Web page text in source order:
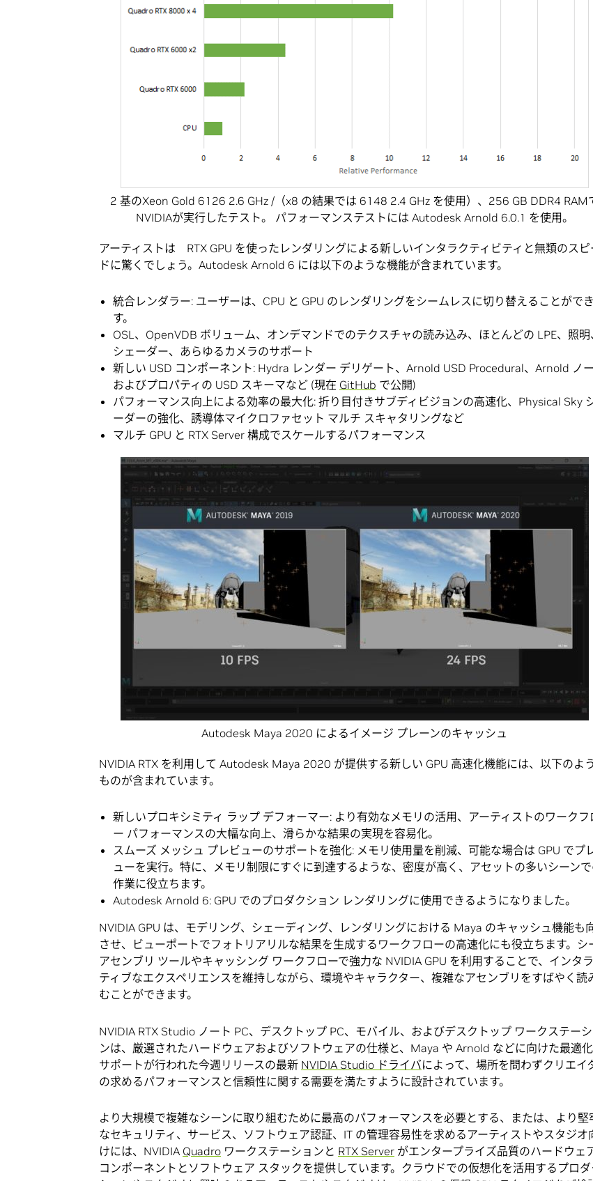
2 基のXeon Gold 6126 2.6 GHz /（x8 の結果では 6148 2.4 GHz を使用）、256 GB DDR4 RAM
NVIDIAが実行したテスト。 パフォーマンステストには Autodesk Arnold 6.0.1 を使用。
アーティストは RTX GPU を使ったレンダリングによる新しいインタラクティビティと無類のスピ
ドに驚くでしょう。Autodesk Arnold 6 には以下のような機能が含まれています。
統合レンダラー: ユーザーは、CPU と GPU のレンダリングをシームレスに切り替えることがで
す。
OSL、OpenVDB ボリューム、オンデマンドでのテクスチャの読み込み、ほとんどの LPE、照明
シェーダー、あらゆるカメラのサポート
新しい USD コンポーネント: Hydra レンダー デリゲート、Arnold USD Procedural、Arnold ノ
およびプロパティの USD スキーマなど (現在 GitHub で公開)
パフォーマンス向上による効率の最大化: 折り目付きサブディビジョンの高速化、Physical Sky
ーダーの強化、誘導体マイクロファセット マルチ スキャタリングなど
マルチ GPU と RTX Server 構成でスケールするパフォーマンス
Autodesk Maya 2020 によるイメージ プレーンのキャッシュ
NVIDIA RTX を利用して Autodesk Maya 2020 が提供する新しい GPU 高速化機能には、以下のよ
ものが含まれています。
新しいプロキシミティ ラップ デフォーマー: より有効なメモリの活用、アーティストのワークフ
ー パフォーマンスの大幅な向上、滑らかな結果の実現を容易化。
スムーズ メッシュ プレビューのサポートを強化: メモリ使用量を削減、可能な場合は GPU でプ
ューを実行。特に、メモリ制限にすぐに到達するような、密度が高く、アセットの多いシーン
作業に役立ちます。
Autodesk Arnold 6: GPU でのプロダクション レンダリングに使用できるようになりました。
NVIDIA GPU は、モデリング、シェーディング、レンダリングにおける Maya のキャッシュ機能も
させ、ビューポートでフォトリアリルな結果を生成するワークフローの高速化にも役立ちます。シ
アセンブリ ツールやキャッシング ワークフローで強力な NVIDIA GPU を利用することで、インタ
ティブなエクスペリエンスを維持しながら、環境やキャラクター、複雑なアセンブリをすばやく読
むことができます。
NVIDIA RTX Studio ノート PC、デスクトップ PC、モバイル、およびデスクトップ ワークステーシ
ンは、厳選されたハードウェアおよびソフトウェアの仕様と、Maya や Arnold などに向けた最適
サポートが行われた今週リリースの最新 NVIDIA Studio ドライバによって、場所を問わずクリエイ
の求めるパフォーマンスと信頼性に関する需要を満たすように設計されています。
より大規模で複雑なシーンに取り組むために最高のパフォーマンスを必要とする、または、より堅
なセキュリティ、サービス、ソフトウェア認証、IT の管理容易性を求めるアーティストやスタジオ
けには、NVIDIA Quadro ワークステーションと RTX Server がエンタープライズ品質のハードウェ
コンポーネントとソフトウェア スタックを提供しています。クラウドでの仮想化を活用するプロダ